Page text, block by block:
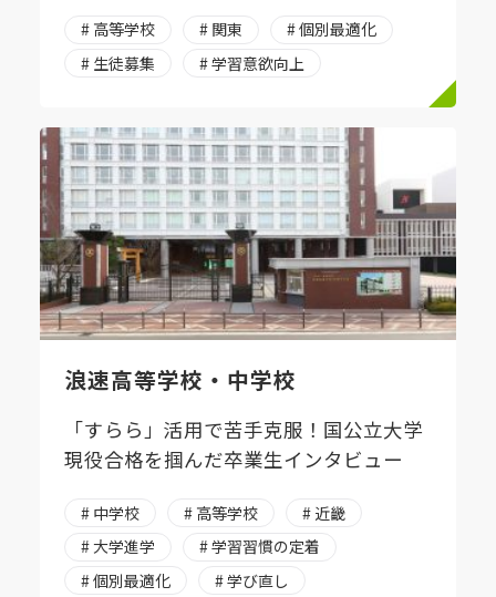
# 高等学校 # 関東
# 個別最適化
# 生徒募集
# 学習意欲向上
浪速高等学校・中学校
「すらら」活用で苦手克服！国公立大学
現役合格を掴んだ卒業生インタビュー
# 中学校 # 高等学校
# 近畿
# 大学進学
# 学習習慣の定着
# 個別最適化
# 学び直し